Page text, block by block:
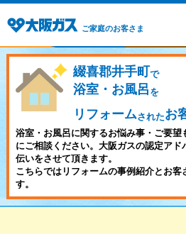
ご家庭のお客さま
綴喜郡井手町で
浴室・お風呂 を
リフォームされたお
浴室・お風呂に関するお悩み事・ご要望
にご相談ください。大阪ガスの認定ア
伝いをさせて頂きます。
こちらではリフォームの事例紹介とお客
す。